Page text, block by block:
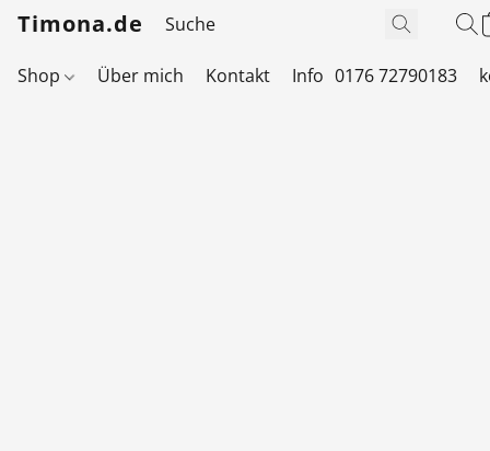
Timona.de
Shop Über mich Kontakt Info 0176 72790183